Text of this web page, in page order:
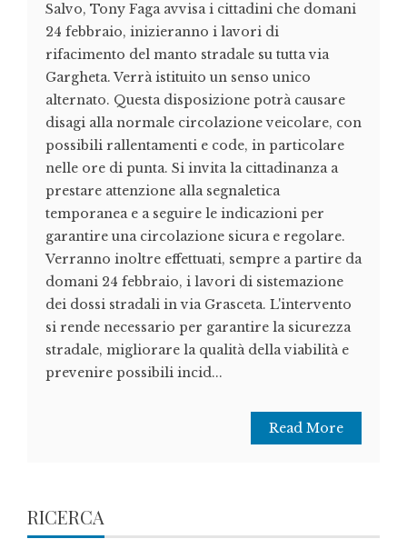
Salvo, Tony Faga avvisa i cittadini che domani
24 febbraio, inizieranno i lavori di
rifacimento del manto stradale su tutta via
Gargheta. Verrà istituito un senso unico
alternato. Questa disposizione potrà causare
disagi alla normale circolazione veicolare, con
possibili rallentamenti e code, in particolare
nelle ore di punta. Si invita la cittadinanza a
prestare attenzione alla segnaletica
temporanea e a seguire le indicazioni per
garantire una circolazione sicura e regolare.
Verranno inoltre effettuati, sempre a partire da
domani 24 febbraio, i lavori di sistemazione
dei dossi stradali in via Grasceta. L'intervento
si rende necessario per garantire la sicurezza
stradale, migliorare la qualità della viabilità e
prevenire possibili incid...
Read More
RICERCA